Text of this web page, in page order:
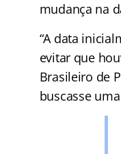
mudança na
“A data
evitar que
Brasileiro de
buscasse